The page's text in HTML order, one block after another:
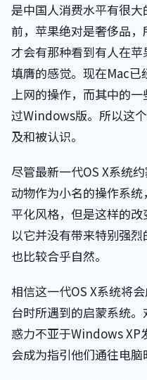
是中国人消费水平有很
前，苹果绝对是奢侈品
才会有那种看到有人在
填膺的感觉。现在Mac
上网的操作，而其中的
过Windows版。所以这
及和被认识。
尽管最新一代OS X系统
动物作为小名的操作系
平化风格，但是这样的
以它并没有带来特别强
也比较合乎自然。
相信这一代OS X系统将
台时所遇到的启蒙系统
惑力不亚于Windows XP
会成为指引他们通往电脑